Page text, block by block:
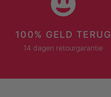
100% GELD TERUG
14 dagen retourgarantie